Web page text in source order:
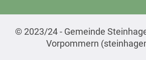
© 2023/24 - Gemeinde
Vorpommern